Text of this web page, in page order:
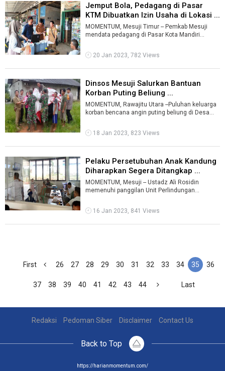
Jemput Bola, Pedagang di Pasar
KTM Dibuatkan Izin Usaha di Lokasi ...
MOMENTUM, Mesuji Timur -- Pemkab Mesuji
mendata pedagang di Pasar Kota Mandiri
Kecamata ...
20 Jan 2023, 782 Views
Dinsos Mesuji Salurkan Bantuan
Korban Puting Beliung ...
MOMENTUM, Rawajitu Utara --Puluhan keluarga
korban bencana angin puting beliung di Desa
18 Jan 2023, 823 Views
Pelaku Persetubuhan Anak Kandung
Diharapkan Segera Ditangkap ...
MOMENTUM, Mesuji -- Ustadz Ali Rosidin
memenuhi panggilan Unit Perlindungan
kasu ...
16 Jan 2023, 841 Views
First 26 27 28 29 30 31 32 33 34 35 36
37 38 39 40 41 42 43 44 Last
Redaksi Pedoman Siber Disclaimer Contact Us
Back to Top
https://harianmomentum.com/